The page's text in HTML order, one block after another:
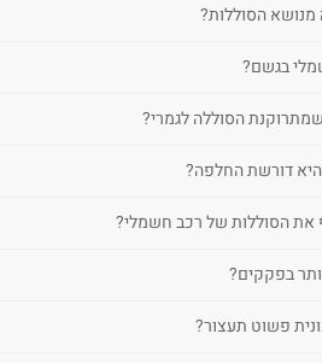
הסוללות?
בגשם?
הסוללה לגמרי?
דורשת החלפה?
את הסוללות של רכב חשמלי?
בפקקים?
פשוט תעצור?